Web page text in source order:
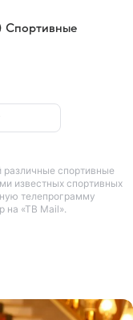
Спортивные
спортивные
известных спортивных
телепрограмму
на «ТВ Mail».